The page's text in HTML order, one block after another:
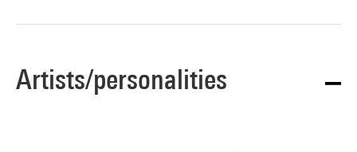
Artists/personalities